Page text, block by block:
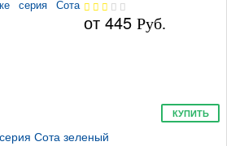
от445 Руб.
КУПИТЬ
Сота зеленый